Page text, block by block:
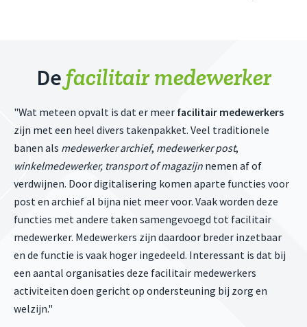
Defacilitair medewerker
"Wat meteen opvalt is dat er meer facilitair medewerkers
zijn met een heel divers takenpakket. Veel traditionele
banen als medewerker archief, medewerker post,
winkelmedewerker, transport of magazijn nemen af of
verdwijnen. Door digitalisering komen aparte functies voor
post en archief al bijna niet meer voor. Vaak worden deze
functies met andere taken samengevoegd tot facilitair
medewerker. Medewerkers zijn daardoor breder inzetbaar
en de functie is vaak hoger ingedeeld. Interessant is dat bij
een aantal organisaties deze facilitair medewerkers
activiteiten doen gericht op ondersteuning bij zorg en
welzijn."